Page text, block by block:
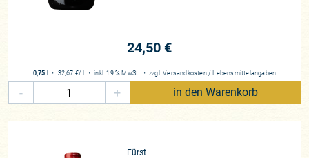
24,50 €
0,75 l ・ 32,67 €/ l ・inkl. 19 % MwSt. ・ zzgl.Versandkosten / Lebensmittelangaben
- + in den Warenkorb
Fürst